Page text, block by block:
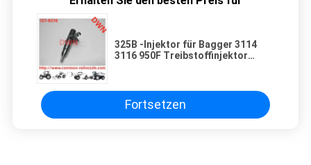
325B -Injektor für Bagger 3114
3116 950F Treibstoffinjektor
Fortsetzen